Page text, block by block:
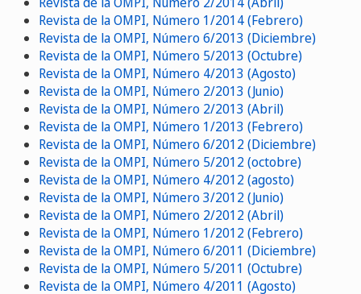
Revista de la OMPI, Número 1/2014 (Febrero)
Revista de la OMPI, Número 6/2013 (Diciembre)
Revista de la OMPI, Número 5/2013 (Octubre)
Revista de la OMPI, Número 4/2013 (Agosto)
Revista de la OMPI, Número 2/2013 (Junio)
Revista de la OMPI, Número 2/2013 (Abril)
Revista de la OMPI, Número 1/2013 (Febrero)
Revista de la OMPI, Número 6/2012 (Diciembre)
Revista de la OMPI, Número 5/2012 (octobre)
Revista de la OMPI, Número 4/2012 (agosto)
Revista de la OMPI, Número 3/2012 (Junio)
Revista de la OMPI, Número 2/2012 (Abril)
Revista de la OMPI, Número 1/2012 (Febrero)
Revista de la OMPI, Número 6/2011 (Diciembre)
Revista de la OMPI, Número 5/2011 (Octubre)
Revista de la OMPI, Número 4/2011 (Agosto)